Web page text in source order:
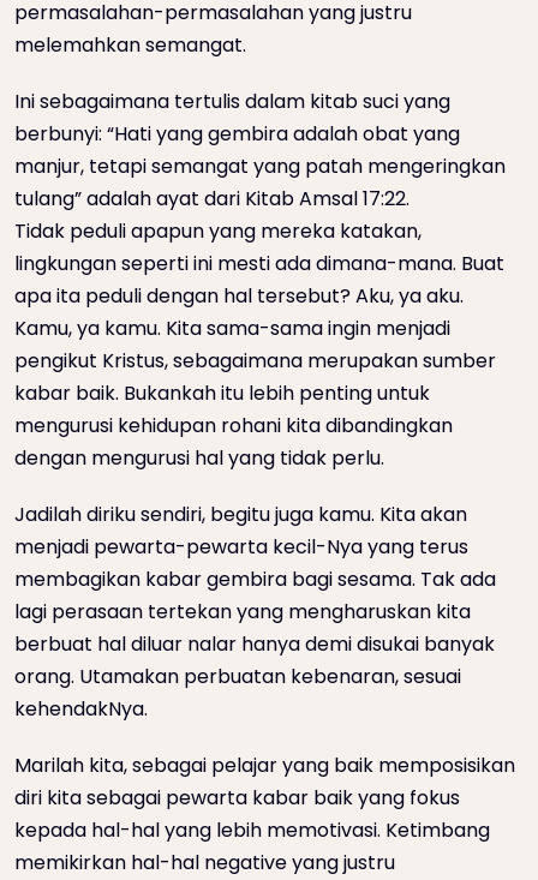
permasalahan-permasalahan yang justru
melemahkan semangat.
Ini sebagaimana tertulis dalam kitab suci yang
berbunyi: “Hati yang gembira adalah obat yang
manjur, tetapi semangat yang patah mengeringkan
tulang” adalah ayat dari Kitab Amsal 17:22.
Tidak peduli apapun yang mereka katakan,
lingkungan seperti ini mesti ada dimana-mana. Buat
apa ita peduli dengan hal tersebut? Aku, ya aku.
Kamu, ya kamu. Kita sama-sama ingin menjadi
pengikut Kristus, sebagaimana merupakan sumber
kabar baik. Bukankah itu lebih penting untuk
mengurusi kehidupan rohani kita dibandingkan
dengan mengurusi hal yang tidak perlu.
Jadilah diriku sendiri, begitu juga kamu. Kita akan
menjadi pewarta-pewarta kecil-Nya yang terus
membagikan kabar gembira bagi sesama. Tak ada
lagi perasaan tertekan yang mengharuskan kita
berbuat hal diluar nalar hanya demi disukai banyak
orang. Utamakan perbuatan kebenaran, sesuai
kehendakNya.
Marilah kita, sebagai pelajar yang baik memposisikan
diri kita sebagai pewarta kabar baik yang fokus
kepada hal-hal yang lebih memotivasi. Ketimbang
memikirkan hal-hal negative yang justru